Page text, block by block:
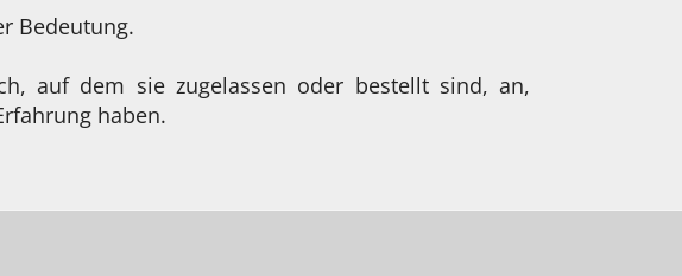
Bedeutung.
auf dem sie zugelassen oder bestellt sind, an,
haben.